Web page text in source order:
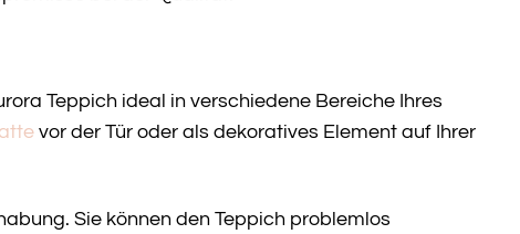
Teppich ideal in verschiedene Bereiche Ihres
vor der Tür oder als dekoratives Element auf Ihrer
Sie können den Teppich problemlos